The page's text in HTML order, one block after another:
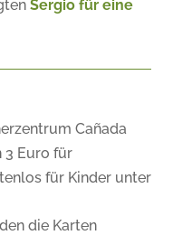
Sergio für eine
Cañada
3 Euro für
für Kinder unter
die Karten